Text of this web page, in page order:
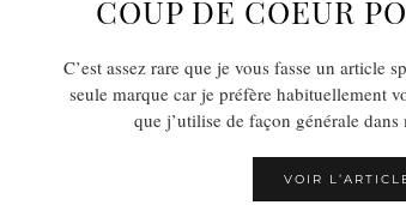
COUP DE COEUR
C’est assez rare que je vous fasse un article
seule marque car je préfère habituellement
que j’utilise de façon générale
VOIR